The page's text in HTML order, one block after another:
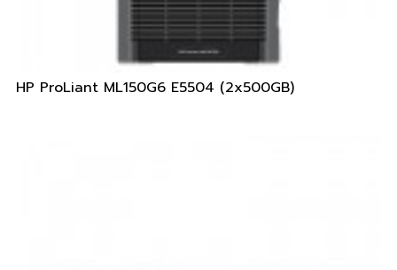
HP ProLiant ML150G6 E5504 (2x500GB)